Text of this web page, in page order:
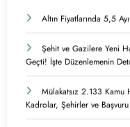
Altın Fiyatlarında 5,5
Şehit ve Gazilere Yeni
Geçti! İşte Düzenlemenin
Mülakatsız 2.133 Kamu
Kadrolar, Şehirler ve Başvuru